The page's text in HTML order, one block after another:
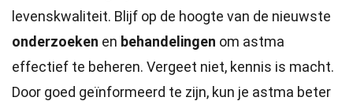
levenskwaliteit. Blijf op de hoogte van de nieuwste
onderzoeken en behandelingen om astma
effectief te beheren. Vergeet niet, kennis is macht.
Door goed geïnformeerd te zijn, kun je astma beter